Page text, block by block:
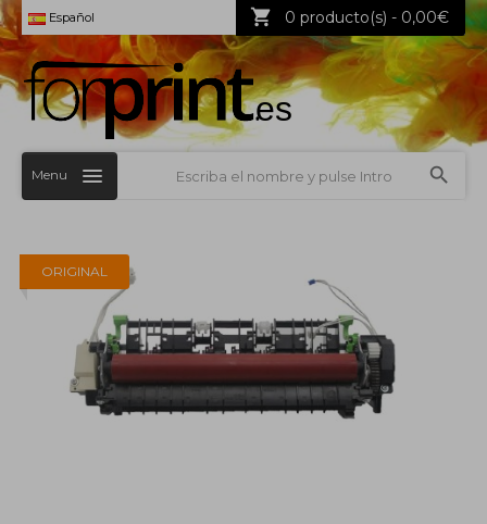
Español 0 producto(s) - 0,00€
Menu
ORIGINAL